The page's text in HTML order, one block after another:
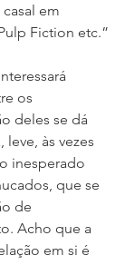
em
Fiction etc.”
os
deles se dá
às vezes
inesperado
que se
de
Acho que a
em si é